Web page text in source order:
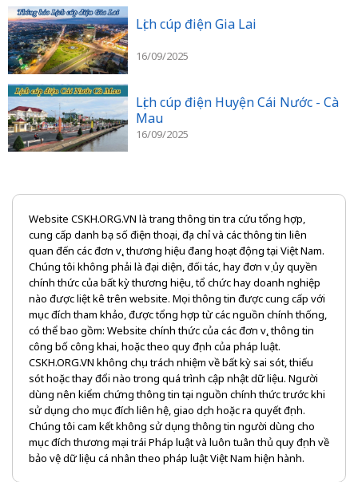
Lịch cúp điện Gia Lai
16/09/2025
Lịch cúp điện Huyện Cái Nước - Cà
Mau
16/09/2025
Website CSKH.ORG.VN là trang thông tin tra cứu tổng hợp,
cung cấp danh bạ số điện thoại, địa chỉ và các thông tin liên
quan đến các đơn vị, thương hiệu đang hoạt động tại Việt Nam.
Chúng tôi không phải là đại diện, đối tác, hay đơn vị ủy quyền
chính thức của bất kỳ thương hiệu, tổ chức hay doanh nghiệp
nào được liệt kê trên website. Mọi thông tin được cung cấp với
mục đích tham khảo, được tổng hợp từ các nguồn chính thống,
có thể bao gồm: Website chính thức của các đơn vị, thông tin
công bố công khai, hoặc theo quy định của pháp luật.
CSKH.ORG.VN không chịu trách nhiệm về bất kỳ sai sót, thiếu
sót hoặc thay đổi nào trong quá trình cập nhật dữ liệu. Người
dùng nên kiểm chứng thông tin tại nguồn chính thức trước khi
sử dụng cho mục đích liên hệ, giao dịch hoặc ra quyết định.
Chúng tôi cam kết không sử dụng thông tin người dùng cho
mục đích thương mại trái Pháp luật và luôn tuân thủ quy định về
bảo vệ dữ liệu cá nhân theo pháp luật Việt Nam hiện hành.